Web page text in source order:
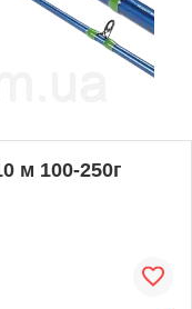
м 100-250г